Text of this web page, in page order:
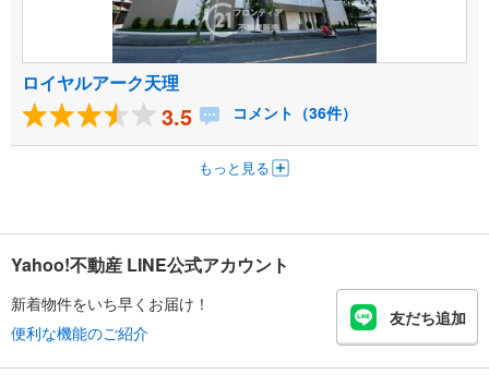
ロイヤルアーク天理
3.5 コメント（36件）
もっと見る
Yahoo!不動産 LINE公式アカウント
新着物件をいち早くお届け！
便利な機能のご紹介
友だち追加